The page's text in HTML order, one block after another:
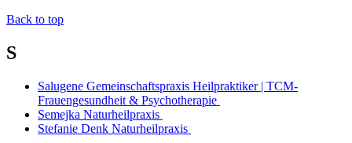
Back to top
S
Salugene Gemeinschaftspraxis Heilpraktiker | TCM-
Frauengesundheit & Psychotherapie
Semejka Naturheilpraxis
Stefanie Denk Naturheilpraxis